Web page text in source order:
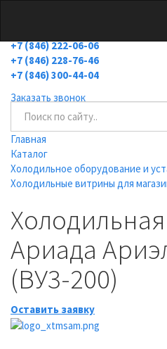
+7 (846) 222-06-06
+7 (846) 228-76-46
+7 (846) 300-44-04
Заказать звонок
Главная
Каталог
Холодильное оборудование и
Холодильные витрины для
Ариада
(ВУ3-200)
Оставить заявку